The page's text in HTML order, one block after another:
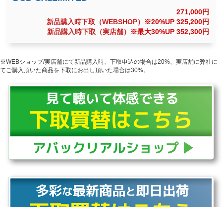
271,000円
新品購入時下取（WEBSHOP）
※20%UP 325,200円
新品購入時下取（実店舗）
※最大30%UP 352,300円
※WEBショップ/実店舗にて新品購入時、下取申込の場合は20%、実店舗に弊社に
てご購入頂いた商品を下取にお出し頂いた場合は30%。